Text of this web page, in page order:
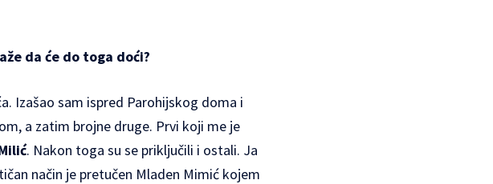
da će do toga doći?
Izašao sam ispred Parohijskog doma i
a zatim brojne druge. Prvi koji me je
. Nakon toga su se priključili i ostali. Ja
način je pretučen Mladen Mimić kojem